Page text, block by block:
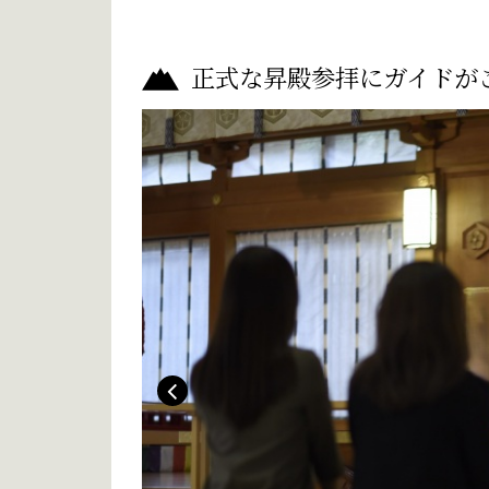
正式な昇殿参拝にガイドが